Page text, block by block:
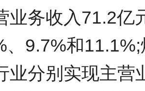
业务收入71.2亿
、9.7%和
业分别实现主营